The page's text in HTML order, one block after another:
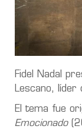
Fidel Nadal
Lescano, líder
El tema fue
Emocionado